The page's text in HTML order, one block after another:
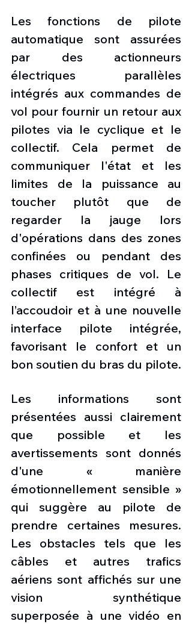
Les fonctions de pilote
automatique sont assurées
par des actionneurs
électriques parallèles
intégrés aux commandes de
vol pour fournir un retour aux
pilotes via le cyclique et le
collectif. Cela permet de
communiquer l'état et les
limites de la puissance au
toucher plutôt que de
regarder la jauge lors
d'opérations dans des zones
confinées ou pendant des
phases critiques de vol. Le
collectif est intégré à
l’accoudoir et à une nouvelle
interface pilote intégrée,
favorisant le confort et un
bon soutien du bras du pilote.
Les informations sont
présentées aussi clairement
que possible et les
avertissements sont donnés
d'une « manière
émotionnellement sensible »
qui suggère au pilote de
prendre certaines mesures.
Les obstacles tels que les
câbles et autres trafics
aériens sont affichés sur une
vision synthétique
superposée à une vidéo en